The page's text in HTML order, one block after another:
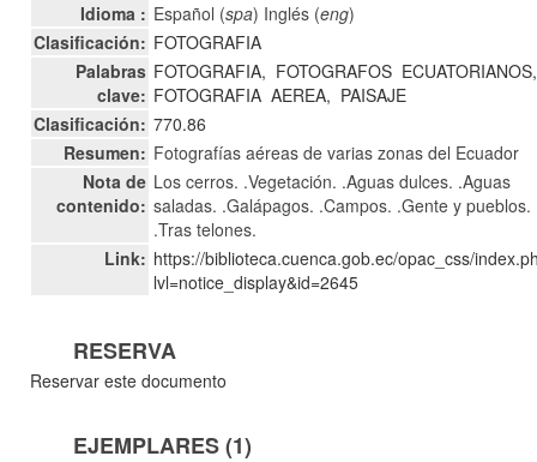
Idioma : Español (spa) Inglés (eng)
Clasificación: FOTOGRAFIA
Palabras
clave:
FOTOGRAFIA, FOTOGRAFOS ECUATORIANOS,
FOTOGRAFIA AEREA, PAISAJE
Clasificación: 770.86
Resumen: Fotografías aéreas de varias zonas del Ecuador
Nota de
contenido:
Los cerros. .Vegetación. .Aguas dulces. .Aguas
saladas. .Galápagos. .Campos. .Gente y pueblos.
.Tras telones.
Link: https://biblioteca.cuenca.gob.ec/opac_css/
lvl=notice_display&id=2645
RESERVA
Reservar este documento
EJEMPLARES (1)